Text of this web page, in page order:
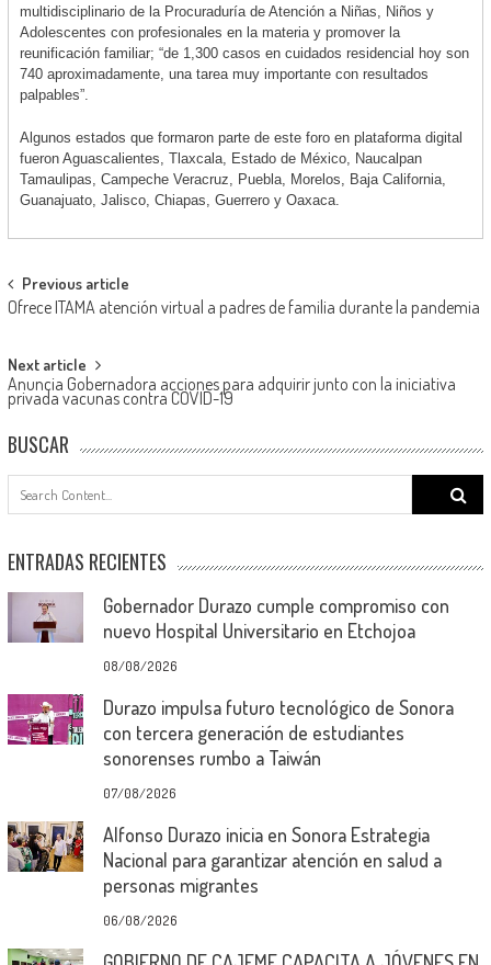
multidisciplinario de la Procuraduría de Atención a Niñas, Niños y
Adolescentes con profesionales en la materia y promover la
reunificación familiar; “de 1,300 casos en cuidados residencial hoy son
740 aproximadamente, una tarea muy importante con resultados
palpables”.
Algunos estados que formaron parte de este foro en plataforma digital
fueron Aguascalientes, Tlaxcala, Estado de México, Naucalpan
Tamaulipas, Campeche Veracruz, Puebla, Morelos, Baja California,
Guanajuato, Jalisco, Chiapas, Guerrero y Oaxaca.
Post
navigation
Previous article
Ofrece ITAMA atención virtual a padres de familia durante la pandemia
Next article
Anuncia Gobernadora acciones para adquirir junto con la iniciativa
privada vacunas contra COVID-19
BUSCAR
Search
ENTRADAS RECIENTES
Gobernador Durazo cumple compromiso con
nuevo Hospital Universitario en Etchojoa
08/08/2026
Durazo impulsa futuro tecnológico de Sonora
con tercera generación de estudiantes
sonorenses rumbo a Taiwán
07/08/2026
Alfonso Durazo inicia en Sonora Estrategia
Nacional para garantizar atención en salud a
personas migrantes
06/08/2026